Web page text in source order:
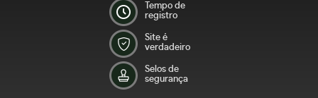
Tempo de
registro
Site é
verdadeiro
Selos de
segurança